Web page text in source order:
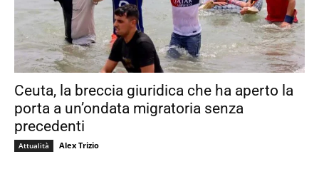
Ceuta, la breccia giuridica che ha aperto la
porta a un’ondata migratoria senza
precedenti
Attualità Alex Trizio